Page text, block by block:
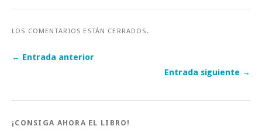
LOS COMENTARIOS ESTÁN CERRADOS.
← Entrada anterior
Entrada siguiente →
¡CONSIGA AHORA EL LIBRO!